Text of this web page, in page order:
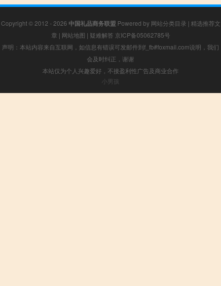
Copyright © 2012 - 2026 中国礼品商务联盟 Powered by 网站分类目录 | 精选推荐文
章 | 网站地图 | 疑难解答 京ICP备05062785号
声明：本站内容来自互联网，如信息有错误可发邮件到f_fb#foxmail.com说明，我们
会及时纠正，谢谢
本站仅为个人兴趣爱好，不接盈利性广告及商业合作
小男孩